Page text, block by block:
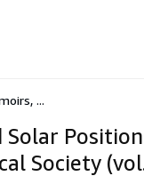
...
Society